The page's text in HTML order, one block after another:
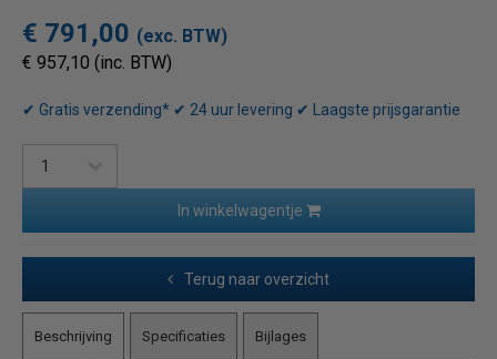
€ 791,00 (exc. BTW)
€ 957,10 (inc. BTW)
✔ Gratis verzending* ✔ 24 uur levering ✔ Laagste prijsgarantie
In winkelwagentje
Terug naar overzicht
Beschrijving Specificaties Bijlages